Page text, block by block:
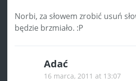
Norbi, za słowem zrobić usuń
będzie brzmiało. :P
Adać
16 marca, 2011 at 13:07